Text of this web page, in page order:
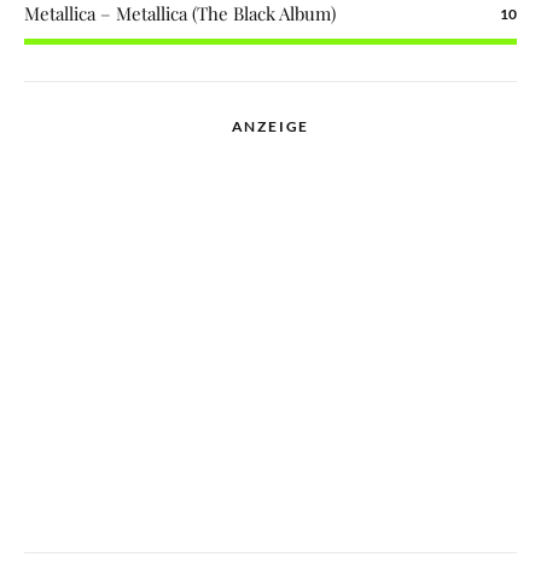
Metallica – Metallica (The Black Album) 10
ANZEIGE